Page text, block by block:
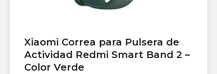
Xiaomi Correa para Pulsera de
Actividad Redmi Smart Band 2 –
Color Verde